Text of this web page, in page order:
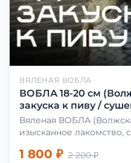
ВЯЛЕНАЯ ВОБЛА
ВОБЛА 18-20 см
закуска к пиву /
Вяленая ВОБЛА
изысканное лакомство,
сделать вяленую воблу,
1 800 ₽ 2 200 ₽